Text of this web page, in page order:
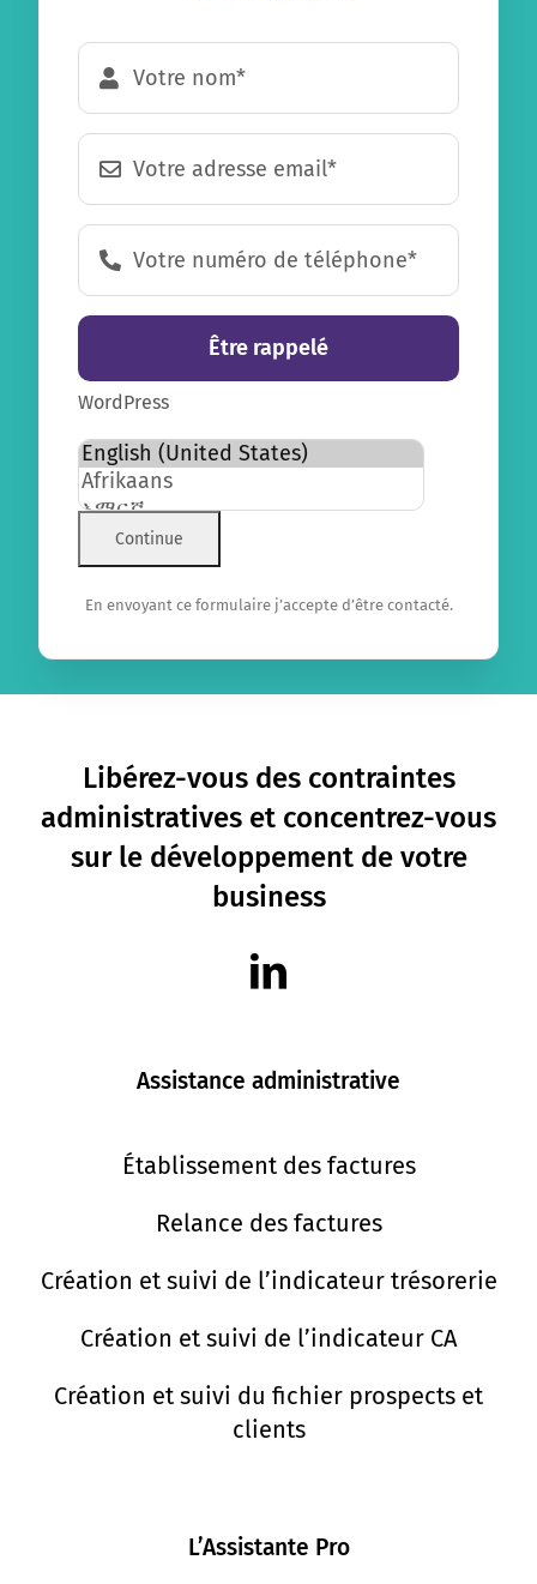
Être rappelé
WordPress
Select
a
default
language
Select
a
default
language
En envoyant ce formulaire j’accepte d’être contacté.
Libérez-vous des contraintes
administratives et concentrez-vous
sur le développement de votre
business
Assistance administrative
Établissement des factures
Relance des factures
Création et suivi de l’indicateur trésorerie
Création et suivi de l’indicateur CA
Création et suivi du fichier prospects et
clients
L’Assistante Pro